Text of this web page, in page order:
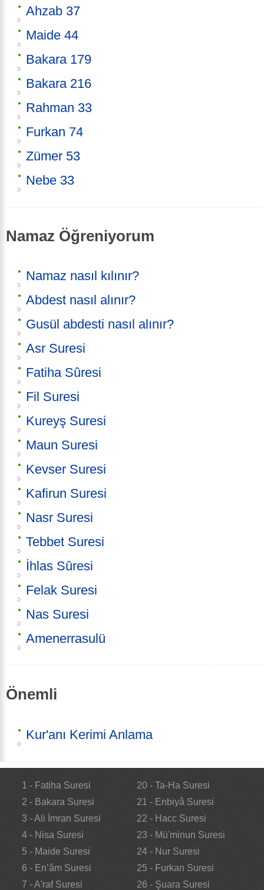
Ahzab 37
Maide 44
Bakara 179
Bakara 216
Rahman 33
Furkan 74
Zümer 53
Nebe 33
Namaz Öğreniyorum
Namaz nasıl kılınır?
Abdest nasıl alınır?
Gusül abdesti nasıl alınır?
Asr Suresi
Fatiha Sûresi
Fil Suresi
Kureyş Suresi
Maun Suresi
Kevser Suresi
Kafirun Suresi
Nasr Suresi
Tebbet Suresi
İhlas Sûresi
Felak Suresi
Nas Suresi
Amenerrasulü
Önemli
Kur'anı Kerimi Anlama
1 - Fatiha Suresi
2 - Bakara Suresi
3 - Ali İmran Suresi
4 - Nisa Suresi
5 - Maide Suresi
6 - En’âm Suresi
7 - A'raf Suresi
20 - Ta-Ha Suresi
21 - Enbiyâ Suresi
22 - Hacc Suresi
23 - Mü'minun Suresi
24 - Nur Suresi
25 - Furkan Suresi
26 - Şuara Suresi